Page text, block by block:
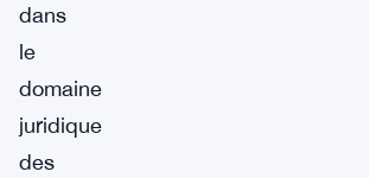
dans
le
domaine
juridique
des